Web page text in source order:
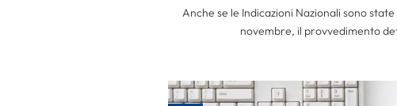
Anche se le Indicazioni Nazionali sono
novembre, il provvedimento